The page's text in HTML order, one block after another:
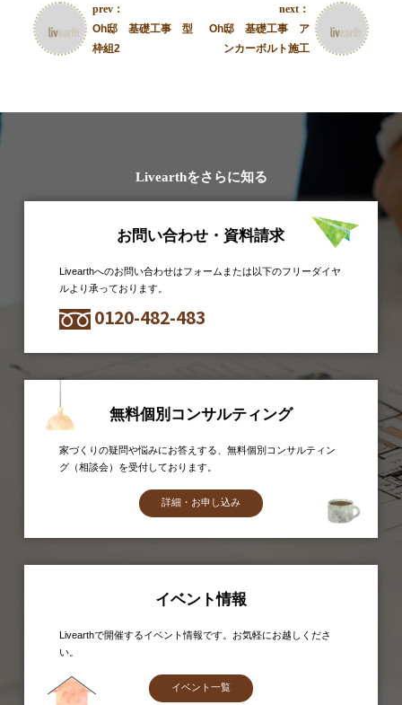
prev：
Oh邸 基礎工事 型
枠組2
next：
Oh邸 基礎工事 ア
ンカーボルト施工
Livearthをさらに知る
お問い合わせ・資料請求
Livearthへのお問い合わせはフォームまたは以下のフリーダイヤ
ルより承っております。
0120-482-483
無料個別コンサルティング
家づくりの疑問や悩みにお答えする、無料個別コンサルティン
グ（相談会）を受付しております。
詳細・お申し込み
イベント情報
Livearthで開催するイベント情報です。お気軽にお越しくださ
い。
イベント一覧